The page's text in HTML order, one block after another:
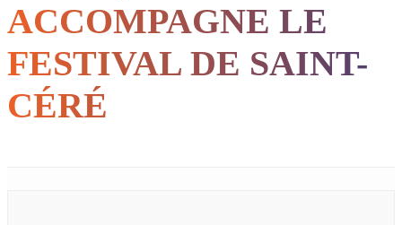
ACCOMPAGNE LE
FESTIVAL DE SAINT-
CÉRÉ